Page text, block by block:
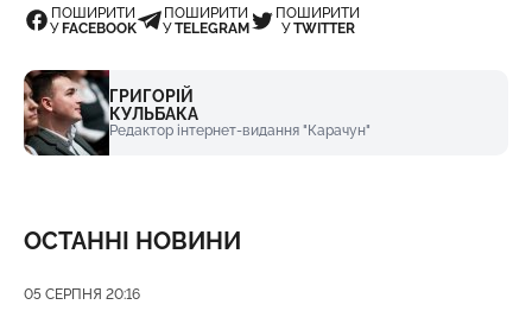
ПОШИРИТИ
У FACEBOOK
ПОШИРИТИ
УTELEGRAM
ПОШИРИТИ
УTWITTER
ГРИГОРІЙ
КУЛЬБАКА
Редактор інтернет-видання "Карачун"
ОСТАННІ НОВИНИ
Дата публікації
05 СЕРПНЯ 20:16